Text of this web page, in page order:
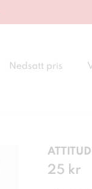
Nedsatt pris
Pris :25
25 kr